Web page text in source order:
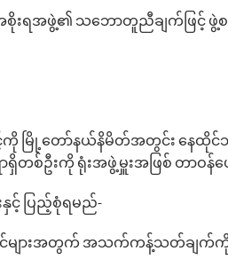
းရအဖွဲ့၏ သဘောတူညီချက်ဖြင့် ဖွဲ့
မြို့‌တော်နယ်နိမိတ်အတွင်း နေထိုင်
တစ်ဦးကို ရုံးအဖွဲ့မှူးအဖြစ် တာဝန်‌ပ
င့် ပြည့်စုံရမည်-
ျားအတွက် အသက်ကန့်သတ်ချက်ကို လျှ